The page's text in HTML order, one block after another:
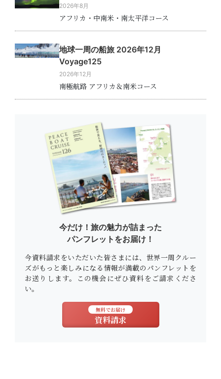
2026年8月
アフリカ・中南米・南太平洋コース
地球一周の船旅 2026年12月
Voyage125
2026年12月
南極航路 アフリカ＆南米コース
今だけ！旅の魅力が詰まった
パンフレットをお届け！
今資料請求をいただいた皆さまには、世界一周クルー
ズがもっと楽しみになる情報が満載のパンフレットを
お送りします。この機会にぜひ資料をご請求くださ
い。
無料でお届け
資料請求